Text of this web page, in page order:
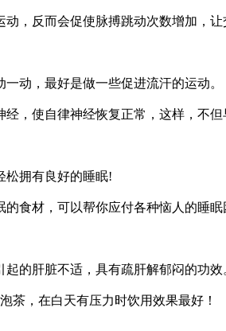
，反而会促使脉搏跳动次数增加，
动，最好是做一些促进流汗的运动。
，使自律神经恢复正常，这样，不但
松拥有良好的睡眠!
的食材，可以帮你应付各种恼人的睡
的肝脏不适，具有疏肝解郁闷的功效
茶，在白天有压力时饮用效果最好！